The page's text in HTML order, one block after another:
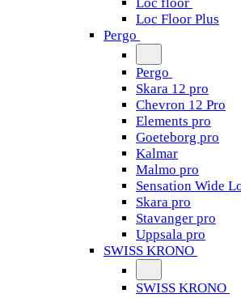
Loc Floor Plus
Pergo
Pergo
Skara 12 pro
Chevron 12 Pro
Elements pro
Goeteborg pro
Kalmar
Malmo pro
Sensation Wide
Skara pro
Stavanger pro
Uppsala pro
SWISS KRONO
SWISS KRONO